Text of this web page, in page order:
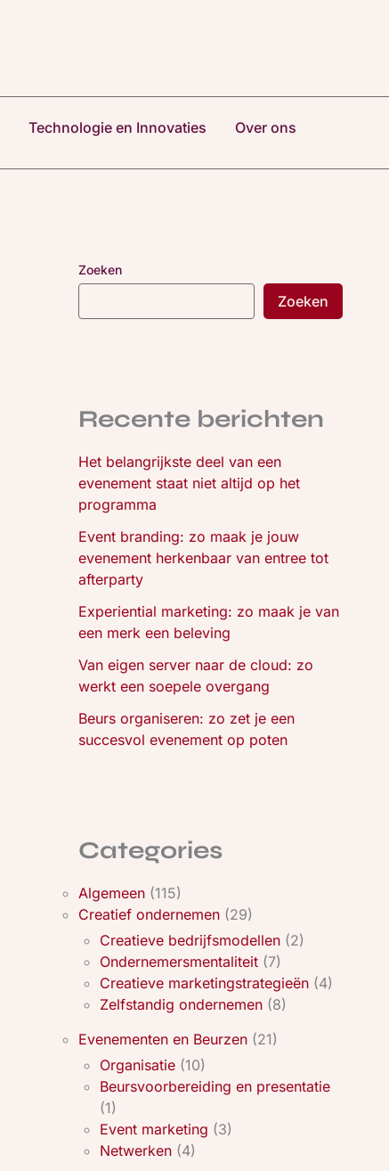
Technologie en Innovaties
Over ons
Zoeken
Zoeken
Recente berichten
Het belangrijkste deel van een
evenement staat niet altijd op het
programma
Event branding: zo maak je jouw
evenement herkenbaar van entree tot
afterparty
Experiential marketing: zo maak je van
een merk een beleving
Van eigen server naar de cloud: zo
werkt een soepele overgang
Beurs organiseren: zo zet je een
succesvol evenement op poten
Categories
Algemeen(115)
Creatief ondernemen(29)
Creatieve bedrijfsmodellen(2)
Ondernemersmentaliteit(7)
Creatieve marketingstrategieën(4)
Zelfstandig ondernemen(8)
Evenementen en Beurzen(21)
Organisatie(10)
Beursvoorbereiding en presentatie
(1)
Event marketing (3)
Netwerken(4)